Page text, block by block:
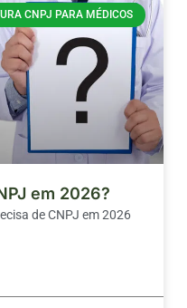
CNPJ PARA MÉDICOS
em 2026?
de CNPJ em 2026